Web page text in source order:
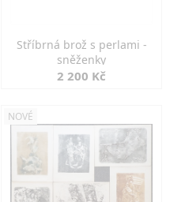
Stříbrná brož s perlami -
sněženky
2 200 Kč
NOVÉ